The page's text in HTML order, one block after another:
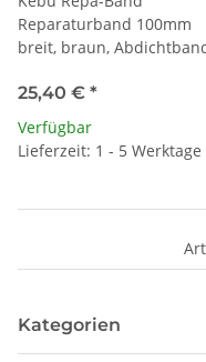
Reparaturband 100mm
breit, braun,
25,40 € *
Verfügbar
Lieferzeit: 1 - 5 Werktage
Kategorien